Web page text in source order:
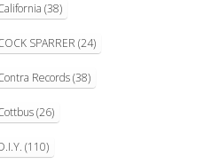
(38)
SPARRER (24)
Records(38)
(26)
(110)